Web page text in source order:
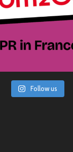
Follow us